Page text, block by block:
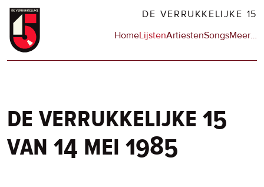
Overslaan
naar
DE VERRUKKELIJKE 15
Hoofdnavigatie
HomeLijstenArtiestenSongsMeerop
…
de verrukkelijke 15
van 14 mei 1985